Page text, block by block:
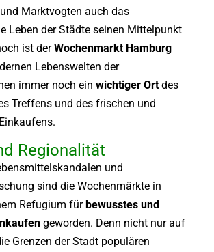
Marktvogten auch das
Leben der Städte seinen Mittelpunkt
ist derWochenmarkt Hamburg
Lebenswelten der
immer noch ein wichtiger Ort des
Treffens und des frischen und
Regionalität
und
sind die Wochenmärkte in
Refugium fürbewusstes und
geworden. Denn nicht nur auf
Grenzen der Stadt populären